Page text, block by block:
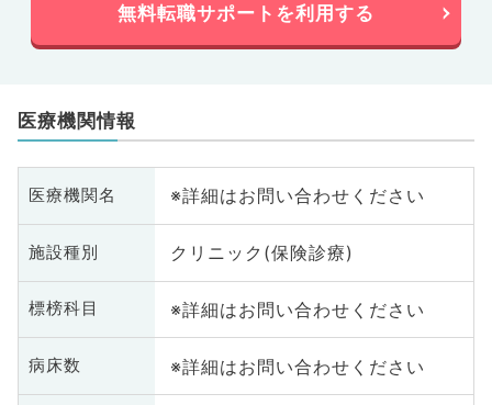
無料転職サポートを利用する
医療機関情報
医療機関名 ※詳細はお問い合わせください
施設種別 クリニック(保険診療)
標榜科目 ※詳細はお問い合わせください
病床数 ※詳細はお問い合わせください